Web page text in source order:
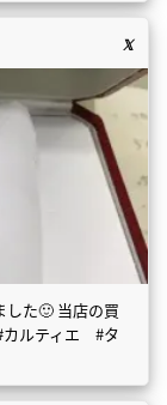
た🙂 当店の買
カルティエ #タ